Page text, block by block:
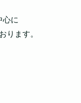
心に
ります。